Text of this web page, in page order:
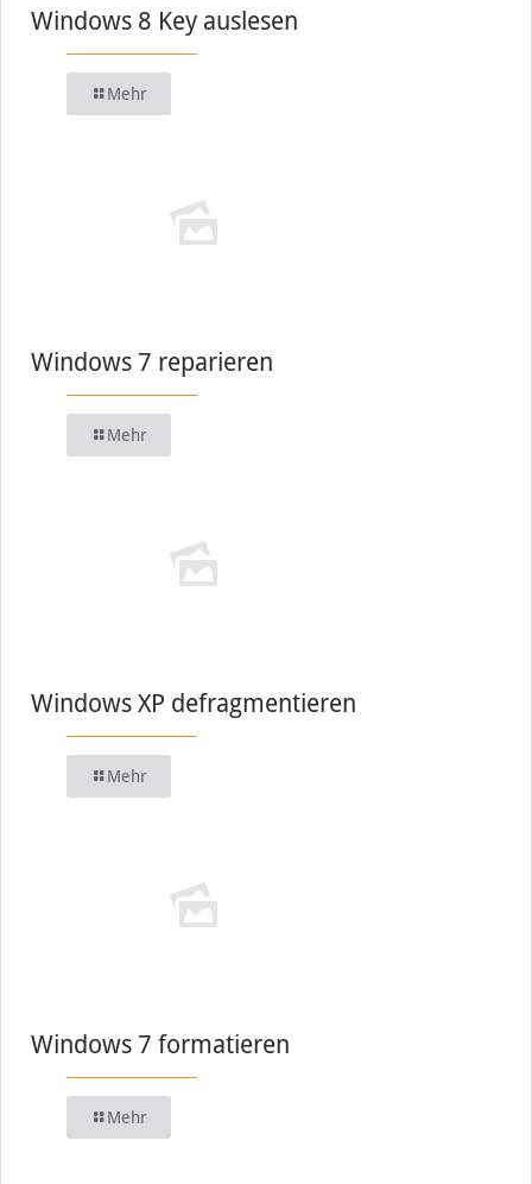
Windows 8 Key auslesen
Mehr
Windows 7 reparieren
Mehr
Windows XP defragmentieren
Mehr
Windows 7 formatieren
Mehr